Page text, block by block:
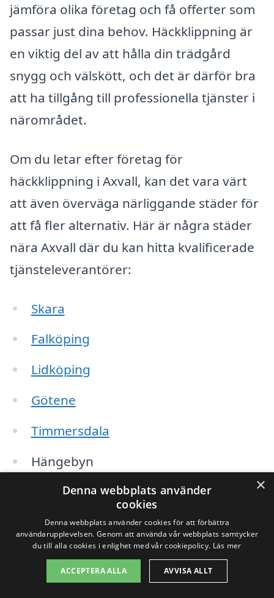
jämföra olika företag och få offerter som
passar just dina behov. Häckklippning är
en viktig del av att hålla din trädgård
snygg och välskött, och det är därför bra
att ha tillgång till professionella tjänster i
närområdet.
Om du letar efter företag för
häckklippning i Axvall, kan det vara värt
att även överväga närliggande städer för
att få fler alternativ. Här är några städer
nära Axvall där du kan hitta kvalificerade
tjänsteleverantörer:
Skara
Falköping
Lidköping
Götene
Timmersdala
Hängebyn
Borghamn
Såtenäs
Råda
Grevie
×
Denna webbplats använder
cookies
Denna webbplats använder cookies för att förbättra
användarupplevelsen. Genom att använda vår webbplats samtycker
du till alla cookies i enlighet med vår cookiepolicy. Läs mer
ACCEPTERA ALLA AVVISA ALLT